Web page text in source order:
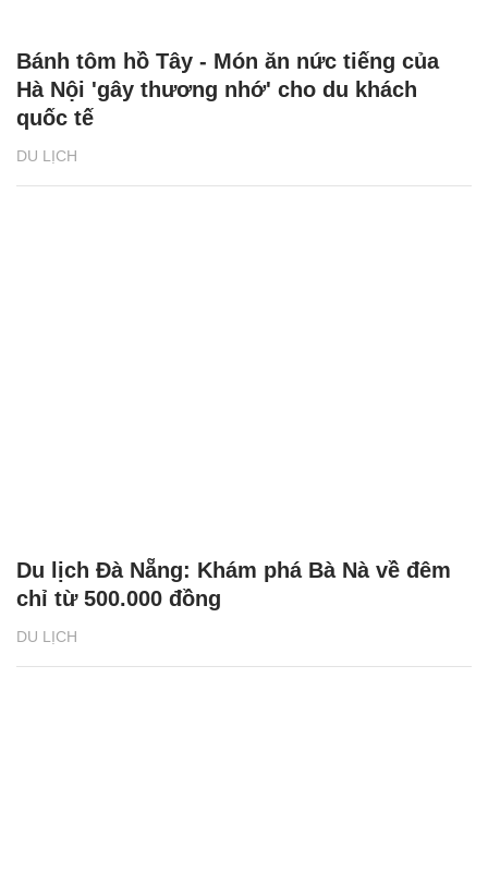
DU LỊCH
Bánh tôm hồ Tây - Món ăn nức tiếng của
Hà Nội 'gây thương nhớ' cho du khách
quốc tế
DU LỊCH
Du lịch Đà Nẵng: Khám phá Bà Nà về đêm
chỉ từ 500.000 đồng